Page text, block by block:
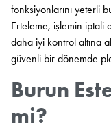
fonksiyonlarını yeterli
Erteleme, işlemin iptali
daha iyi kontrol altına
güvenli bir dönemde
Burun
mi?